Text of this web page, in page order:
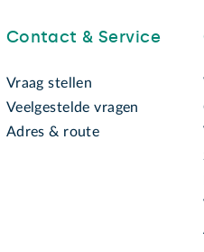
Contact & Service
Vraag stellen
Veelgestelde vragen
Adres & route